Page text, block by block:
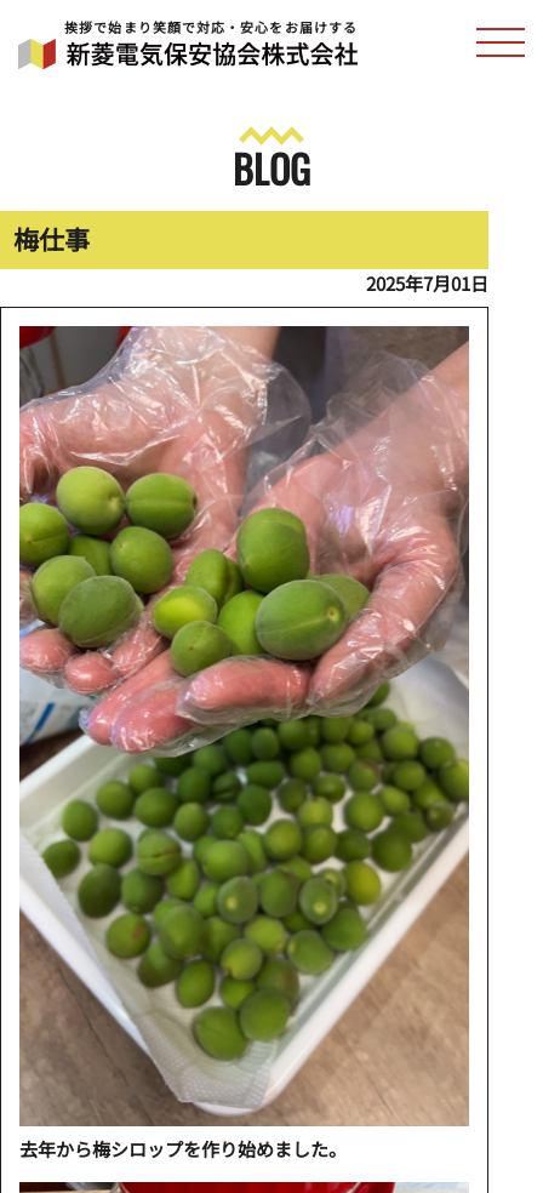
挨拶で始まり笑顔で対応・安心をお届けする
BLOG
梅仕事
2025年7月01日
去年から梅シロップを作り始めました。